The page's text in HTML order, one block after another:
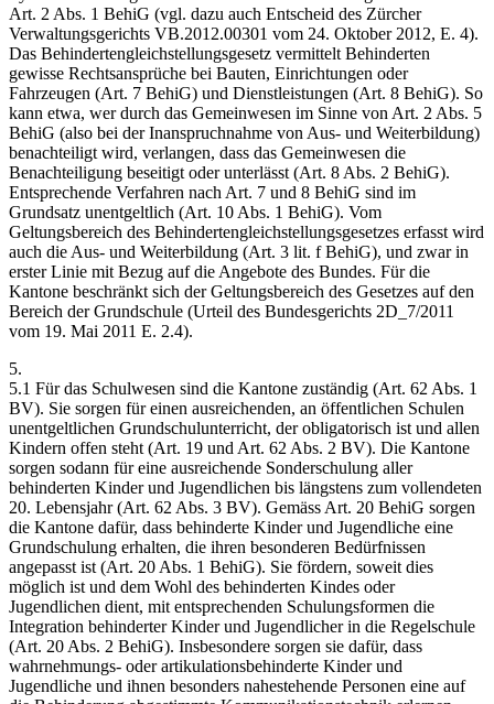
Art. 2 Abs. 1 BehiG (vgl. dazu auch Entscheid des Zürcher
Verwaltungsgerichts VB.2012.00301 vom 24. Oktober 2012, E. 4).
Das Behindertengleichstellungsgesetz vermittelt Behinderten
gewisse Rechtsansprüche bei Bauten, Einrichtungen oder
Fahrzeugen (Art. 7 BehiG) und Dienstleistungen (Art. 8 BehiG). So
kann etwa, wer durch das Gemeinwesen im Sinne von Art. 2 Abs. 5
BehiG (also bei der Inanspruchnahme von Aus- und Weiterbildung)
benachteiligt wird, verlangen, dass das Gemeinwesen die
Benachteiligung beseitigt oder unterlässt (Art. 8 Abs. 2 BehiG).
Entsprechende Verfahren nach Art. 7 und 8 BehiG sind im
Grundsatz unentgeltlich (Art. 10 Abs. 1 BehiG). Vom
Geltungsbereich des Behindertengleichstellungsgesetzes erfasst wird
auch die Aus- und Weiterbildung (Art. 3 lit. f BehiG), und zwar in
erster Linie mit Bezug auf die Angebote des Bundes. Für die
Kantone beschränkt sich der Geltungsbereich des Gesetzes auf den
Bereich der Grundschule (Urteil des Bundesgerichts 2D_7/2011
vom 19. Mai 2011 E. 2.4).
5.
5.1 Für das Schulwesen sind die Kantone zuständig (Art. 62 Abs. 1
BV). Sie sorgen für einen ausreichenden, an öffentlichen Schulen
unentgeltlichen Grundschulunterricht, der obligatorisch ist und allen
Kindern offen steht (Art. 19 und Art. 62 Abs. 2 BV). Die Kantone
sorgen sodann für eine ausreichende Sonderschulung aller
behinderten Kinder und Jugendlichen bis längstens zum vollendeten
20. Lebensjahr (Art. 62 Abs. 3 BV). Gemäss Art. 20 BehiG sorgen
die Kantone dafür, dass behinderte Kinder und Jugendliche eine
Grundschulung erhalten, die ihren besonderen Bedürfnissen
angepasst ist (Art. 20 Abs. 1 BehiG). Sie fördern, soweit dies
möglich ist und dem Wohl des behinderten Kindes oder
Jugendlichen dient, mit entsprechenden Schulungsformen die
Integration behinderter Kinder und Jugendlicher in die Regelschule
(Art. 20 Abs. 2 BehiG). Insbesondere sorgen sie dafür, dass
wahrnehmungs- oder artikulationsbehinderte Kinder und
Jugendliche und ihnen besonders nahestehende Personen eine auf